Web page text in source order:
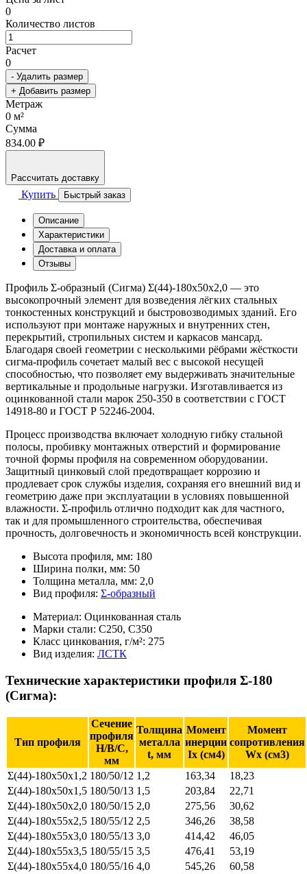
0
Количество листов
Расчет
0
- Удалить размер
+ Добавить размер
Метраж
0 м²
Сумма
834.00 ₽
Рассчитать доставку
Купить Быстрый заказ
Описание
Характеристики
Доставка и оплата
Отзывы
Профиль Σ-образный (Сигма) Σ(44)-180x50x2,0 — это
высокопрочный элемент для возведения лёгких стальных
тонкостенных конструкций и быстровозводимых зданий. Его
используют при монтаже наружных и внутренних стен,
перекрытий, стропильных систем и каркасов мансард.
Благодаря своей геометрии с несколькими рёбрами жёсткости
сигма-профиль сочетает малый вес с высокой несущей
способностью, что позволяет ему выдерживать значительные
вертикальные и продольные нагрузки. Изготавливается из
оцинкованной стали марок 250-350 в соответствии с ГОСТ
14918-80 и ГОСТ Р 52246-2004.
Процесс производства включает холодную гибку стальной
полосы, пробивку монтажных отверстий и формирование
точной формы профиля на современном оборудовании.
Защитный цинковый слой предотвращает коррозию и
продлевает срок службы изделия, сохраняя его внешний вид и
геометрию даже при эксплуатации в условиях повышенной
влажности. Σ-профиль отлично подходит как для частного,
так и для промышленного строительства, обеспечивая
прочность, долговечность и экономичность всей конструкции.
Высота профиля, мм: 180
Ширина полки, мм: 50
Толщина металла, мм: 2,0
Вид профиля: Σ-образный
Материал: Оцинкованная сталь
Марки стали: С250, С350
Класс цинкования, г/м²: 275
Вид изделия: ЛСТК
Технические характеристики профиля Σ-180
(Сигма):
Тип профиля
Сечение
профиля
Н/В/С,
мм
Толщина
металла
t, мм
Момент
инерции
Ix (см4)
Момент
сопротивления
Wx (см3)
Σ(44)-180х50х1,2 180/50/12 1,2 163,34
18,23
Σ(44)-180х50х1,5 180/50/13 1,5 203,84
22,71
Σ(44)-180х50х2,0 180/50/15 2,0 275,56
30,62
Σ(44)-180х55х2,5 180/55/12 2,5 346,26
38,58
Σ(44)-180х55х3,0 180/55/13 3,0 414,42
46,05
Σ(44)-180х55х3,5 180/55/15 3,5 476,41
53,19
Σ(44)-180х55х4,0 180/55/16 4,0 545,26 60,58